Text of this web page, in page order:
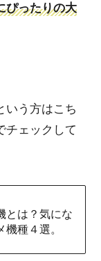
ぴったりの大
いう方はこち
チェックして
とは？気にな
種４選。